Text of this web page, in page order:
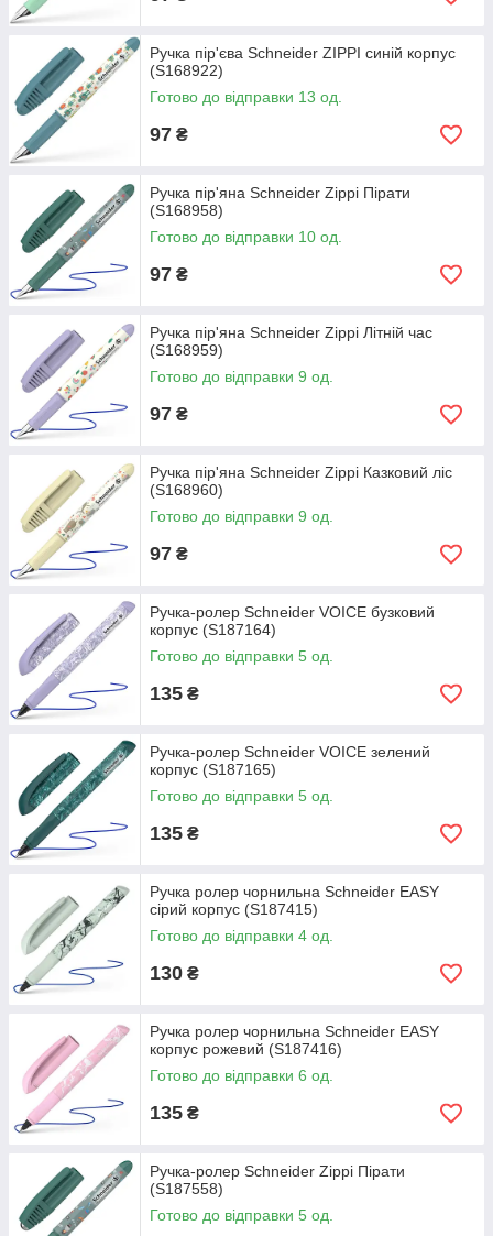
Ручка пір'єва Schneider ZIPPI синій корпус
(S168922)
Готово до відправки 13 од.
97 ₴
Ручка пір'яна Schneider Zippi Пірати
(S168958)
Готово до відправки 10 од.
97 ₴
Ручка пір'яна Schneider Zippi Літній час
(S168959)
Готово до відправки 9 од.
97 ₴
Ручка пір'яна Schneider Zippi Казковий ліс
(S168960)
Готово до відправки 9 од.
97 ₴
Ручка-ролер Schneider VOICE бузковий
корпус (S187164)
Готово до відправки 5 од.
135 ₴
Ручка-ролер Schneider VOICE зелений
корпус (S187165)
Готово до відправки 5 од.
135 ₴
Ручка ролер чорнильна Schneider EASY
сірий корпус (S187415)
Готово до відправки 4 од.
130 ₴
Ручка ролер чорнильна Schneider EASY
корпус рожевий (S187416)
Готово до відправки 6 од.
135 ₴
Ручка-ролер Schneider Zippi Пірати
(S187558)
Готово до відправки 5 од.